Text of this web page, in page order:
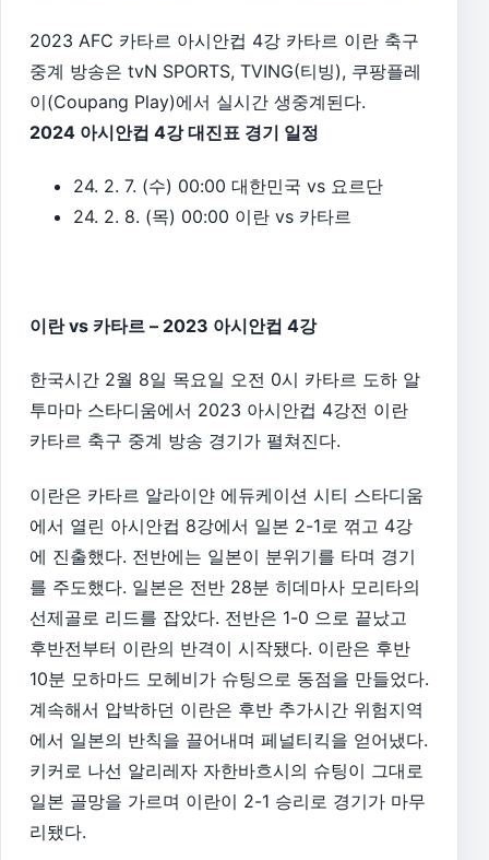
2023 AFC 카타르 아시안컵 4강 카타르 이란 축구
중계 방송은 tvN SPORTS, TVING(티빙), 쿠팡플레
이(Coupang Play)에서 실시간 생중계된다.
2024 아시안컵 4강 대진표 경기 일정
24. 2. 7. (수) 00:00 대한민국 vs 요르단
24. 2. 8. (목) 00:00 이란 vs 카타르
이란 vs 카타르 – 2023 아시안컵 4강
한국시간 2월 8일 목요일 오전 0시 카타르 도하 알
투마마 스타디움에서 2023 아시안컵 4강전 이란
카타르 축구 중계 방송 경기가 펼쳐진다.
이란은 카타르 알라이얀 에듀케이션 시티 스타디움
에서 열린 아시안컵 8강에서 일본 2-1로 꺾고 4강
에 진출했다. 전반에는 일본이 분위기를 타며 경기
를 주도했다. 일본은 전반 28분 히데마사 모리타의
선제골로 리드를 잡았다. 전반은 1-0 으로 끝났고
후반전부터 이란의 반격이 시작됐다. 이란은 후반
10분 모하마드 모헤비가 슈팅으로 동점을 만들었다.
계속해서 압박하던 이란은 후반 추가시간 위험지역
에서 일본의 반칙을 끌어내며 페널티킥을 얻어냈다.
키커로 나선 알리레자 자한바흐시의 슈팅이 그대로
일본 골망을 가르며 이란이 2-1 승리로 경기가 마무
리됐다.